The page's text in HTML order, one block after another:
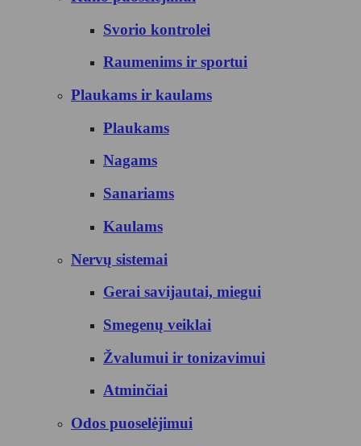
Svorio kontrolei
Raumenims ir sportui
Plaukams ir kaulams
Plaukams
Nagams
Sanariams
Kaulams
Nervų sistemai
Gerai savijautai, miegui
Smegenų veiklai
Žvalumui ir tonizavimui
Atminčiai
Odos puoselėjimui